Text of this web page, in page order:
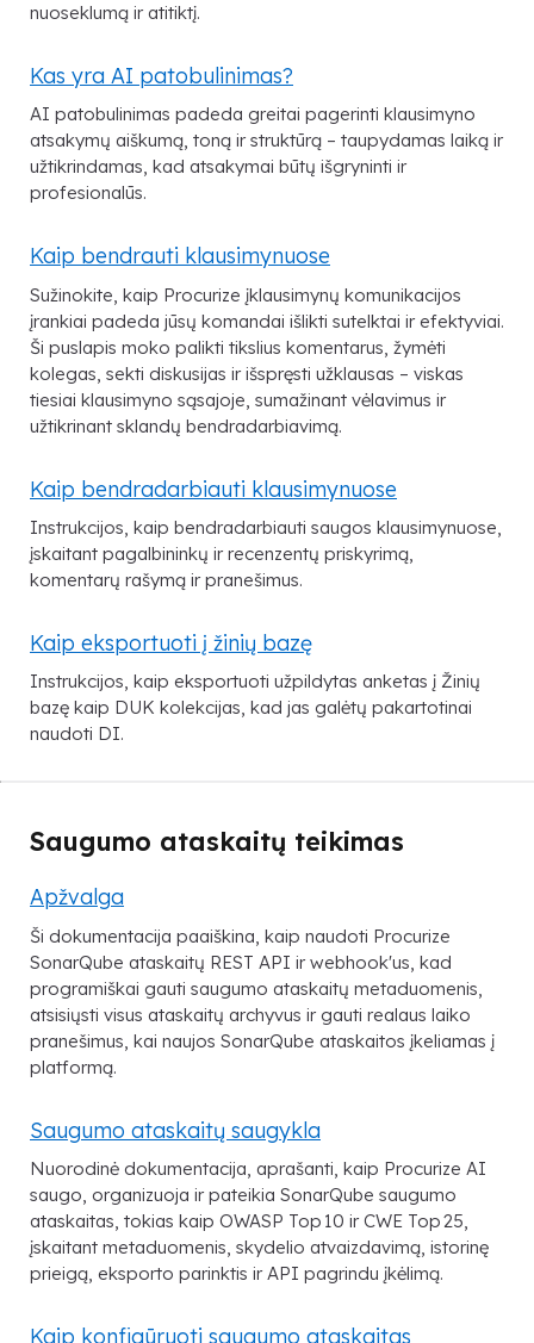
nuoseklumą ir atitiktį.
Kas yra AI patobulinimas?
AI patobulinimas padeda greitai pagerinti klausimyno
atsakymų aiškumą, toną ir struktūrą – taupydamas laiką ir
užtikrindamas, kad atsakymai būtų išgryninti ir
profesionalūs.
Kaip bendrauti klausimynuose
Sužinokite, kaip Procurize įklausimynų komunikacijos
įrankiai padeda jūsų komandai išlikti sutelktai ir efektyviai.
Ši puslapis moko palikti tikslius komentarus, žymėti
kolegas, sekti diskusijas ir išspręsti užklausas – viskas
tiesiai klausimyno sąsajoje, sumažinant vėlavimus ir
užtikrinant sklandų bendradarbiavimą.
Kaip bendradarbiauti klausimynuose
Instrukcijos, kaip bendradarbiauti saugos klausimynuose,
įskaitant pagalbininkų ir recenzentų priskyrimą,
komentarų rašymą ir pranešimus.
Kaip eksportuoti į žinių bazę
Instrukcijos, kaip eksportuoti užpildytas anketas į Žinių
bazę kaip DUK kolekcijas, kad jas galėtų pakartotinai
naudoti DI.
Saugumo ataskaitų teikimas
Apžvalga
Ši dokumentacija paaiškina, kaip naudoti Procurize
SonarQube ataskaitų REST API ir webhook'us, kad
programiškai gauti saugumo ataskaitų metaduomenis,
atsisiųsti visus ataskaitų archyvus ir gauti realaus laiko
pranešimus, kai naujos SonarQube ataskaitos įkeliamas į
platformą.
Saugumo ataskaitų saugykla
Nuorodinė dokumentacija, aprašanti, kaip Procurize AI
saugo, organizuoja ir pateikia SonarQube saugumo
ataskaitas, tokias kaip OWASP Top 10 ir CWE Top 25,
įskaitant metaduomenis, skydelio atvaizdavimą, istorinę
prieigą, eksporto parinktis ir API pagrindu įkėlimą.
Kaip konfigūruoti saugumo ataskaitas